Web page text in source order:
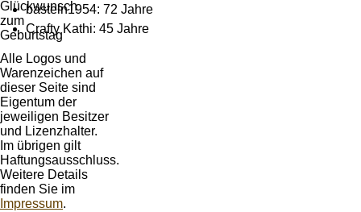
basteln1954: 72 Jahre
Crafty Kathi: 45 Jahre
Alle Logos und
Warenzeichen auf
dieser Seite sind
Eigentum der
jeweiligen Besitzer
und Lizenzhalter.
Im übrigen gilt
Haftungsausschluss.
Weitere Details
finden Sie im
Impressum.